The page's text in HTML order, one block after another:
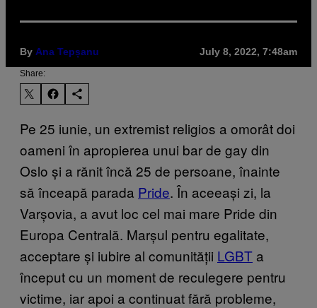
By Ana Tepșanu July 8, 2022, 7:48am
Share:
Pe 25 iunie, un extremist religios a omorât doi
oameni în apropierea unui bar de gay din
Oslo și a rănit încă 25 de persoane, înainte
să înceapă parada Pride. În aceeași zi, la
Varșovia, a avut loc cel mai mare Pride din
Europa Centrală. Marșul pentru egalitate,
acceptare și iubire al comunității LGBT a
început cu un moment de reculegere pentru
victime, iar apoi a continuat fără probleme,